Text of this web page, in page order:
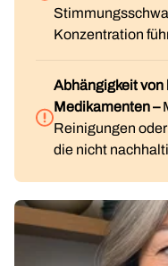
Konzentration
Abhängigkeit von
Medikamenten –
Reinigungen
die nicht